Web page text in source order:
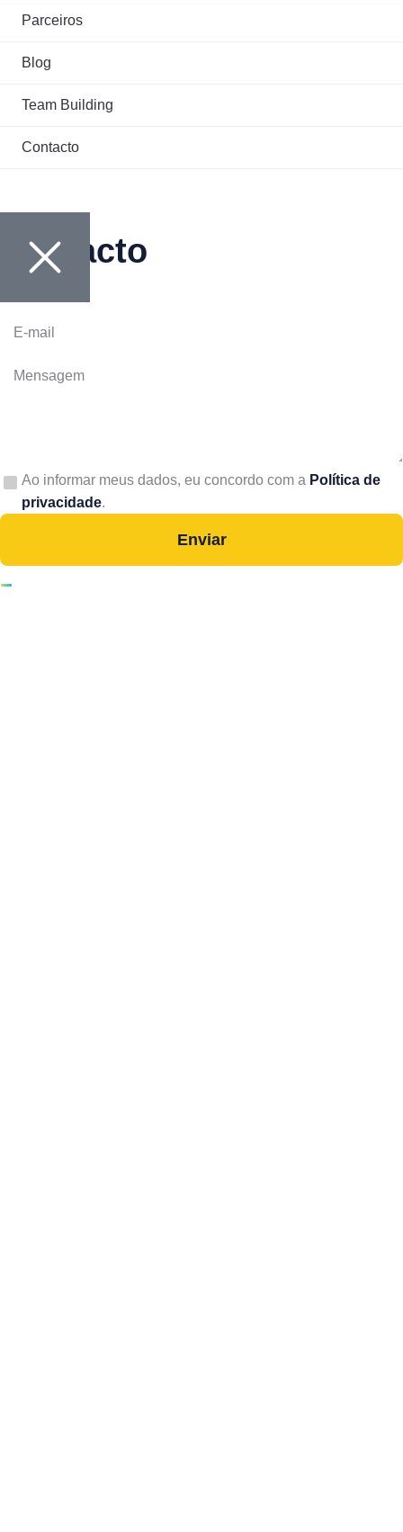
Parceiros
Blog
Team Building
Contacto
Contacto
E-mail
Mensagem
Ao informar meus dados, eu concordo com a Política de
privacidade.